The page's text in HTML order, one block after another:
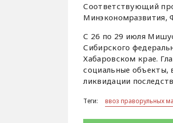
Соответствующий
Минэкономразвития,
С 26 по 29 июля
Сибирского
Хабаровском крае.
социальные объекты,
ликвидации
Теги: ввоз праворульных